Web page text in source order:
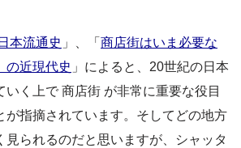
日本流通史 」、「 商店街はいま必要な
の近現代史 」によると、20世紀の日本
いく上で 商店街 が非常に重要な役目
が指摘されています。そしてどの地方
見られるのだと思いますが、シャッタ